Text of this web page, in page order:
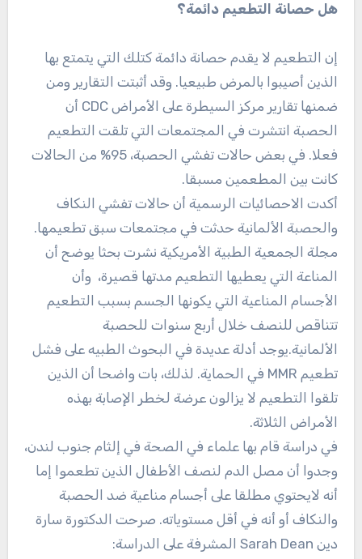
هل حصانة التطعيم دائمة؟
إن التطعيم لا يقدم حصانة دائمة كتلك التي يتمتع بها
الذين أصيبوا بالمرض طبيعيا. وقد أثبتت التقارير ومن
ضمنها تقارير مركز السيطرة على الأمراض CDC أن
الحصبة انتشرت في المجتمعات التي تلقت التطعيم
فعلا. في بعض حالات تفشي الحصبة، 95% من الحالات
كانت بين المطعمين مسبقا.
أكدت الاحصائيات الرسمية أن حالات تفشي النكاف
والحصبة الألمانية حدثت في مجتمعات سبق تطعيمها.
مجلة الجمعية الطبية الأمريكية نشرت بحثا يوضح أن
المناعة التي يعطيها التطعيم مدتها قصيرة، وأن
الأجسام المناعية التي يكونها الجسم بسبب التطعيم
تتناقص للنصف خلال أربع سنوات للحصبة
الألمانية.يوجد أدلة عديدة في البحوث الطبيه على فشل
تطعيم MMR في الحماية. لذلك، بات واضحا أن الذين
تلقوا التطعيم لا يزالون عرضة لخطر الإصابة بهذه
الأمراض الثلاثة.
في دراسة قام بها علماء في الصحة في إلثام جنوب لندن،
وجدوا أن مصل الدم لنصف الأطفال الذين تطعموا إما
أنه لايحتوي مطلقا على أجسام مناعية ضد الحصبة
والنكاف أو أنه في أقل مستوياته. صرحت الدكتورة سارة
دين Sarah Dean المشرفة على الدراسة: